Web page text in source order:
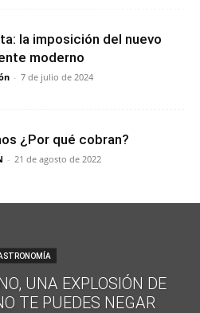
la imposición del nuevo
moderno
- 7 de julio de 2024
¿Por qué cobran?
- 21 de agosto de 2022
UNA EXPLOSIÓN DE
TE PUEDES NEGAR